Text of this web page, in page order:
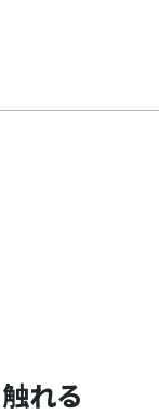
れる